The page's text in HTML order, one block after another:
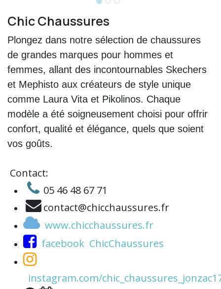
Chic Chaussures
Plongez dans notre sélection de chaussures
de grandes marques pour hommes et
femmes, allant des incontournables Skechers
et Mephisto aux créateurs de style unique
comme Laura Vita et Pikolinos. Chaque
modèle a été soigneusement choisi pour offrir
confort, qualité et élégance, quels que soient
vos goûts.
Contact:
05 46 48 67 71
contact@chicchaussures.fr
www.chicchaussures.fr
facebook ChicChaussures
instagram.com/